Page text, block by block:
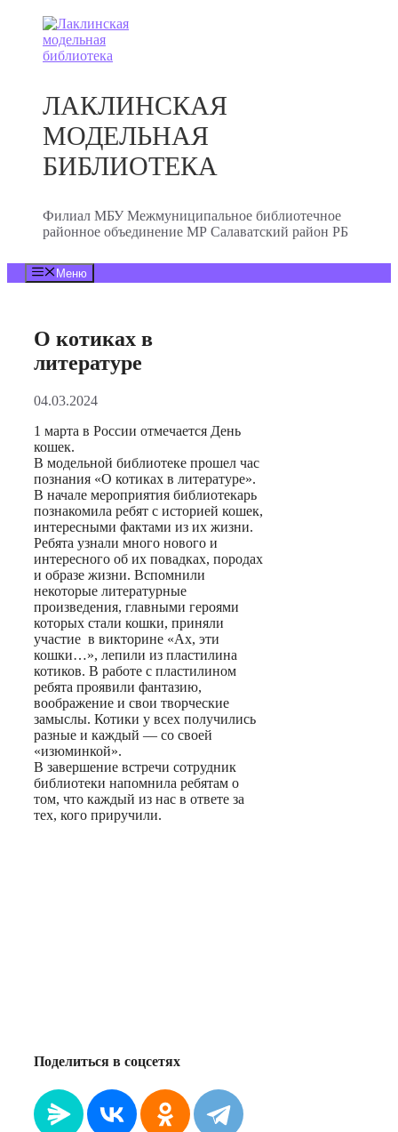
Перейти
содержимому
ЛАКЛИНСКАЯ
МОДЕЛЬНАЯ
БИБЛИОТЕКА
Филиал МБУ Межмуниципальное библиотечное
районное объединение МР Салаватский район РБ
Меню
О котиках в
литературе
04.03.2024
1 марта в России отмечается День
кошек.
В модельной библиотеке прошел час
познания «О котиках в литературе».
В начале мероприятия библиотекарь
познакомила ребят с историей кошек,
интересными фактами из их жизни.
Ребята узнали много нового и
интересного об их повадках, породах
и образе жизни. Вспомнили
некоторые литературные
произведения, главными героями
которых стали кошки, приняли
участие в викторине «Ах, эти
кошки…», лепили из пластилина
котиков. В работе с пластилином
ребята проявили фантазию,
воображение и свои творческие
замыслы. Котики у всех получились
разные и каждый — со своей
«изюминкой».
В завершение встречи сотрудник
библиотеки напомнила ребятам о
том, что каждый из нас в ответе за
тех, кого приручили.
Поделиться в соцсетях